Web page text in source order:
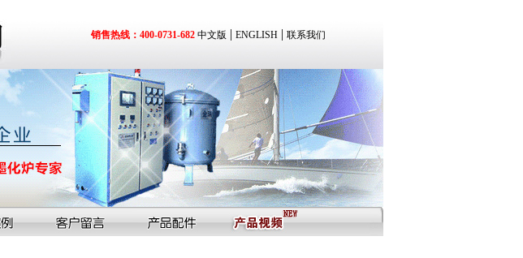
销售热线：400-0731-682中文版 | ENGLISH| 联系我们